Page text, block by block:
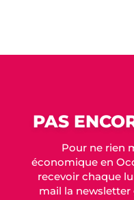
PAS
Pour ne rien
économique en
recevoir chaque
mail la